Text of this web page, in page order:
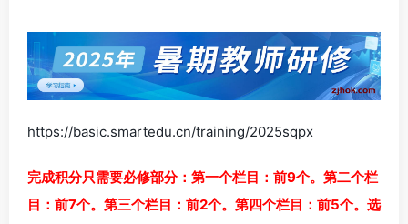
https://basic.smartedu.cn/training/2025sqpx
完成积分只需要必修部分：第一个栏目：前9个。第二个栏
目：前7个。第三个栏目：前2个。第四个栏目：前5个。 选